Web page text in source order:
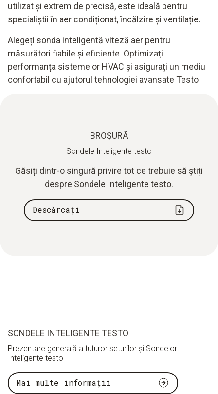
utilizat și extrem de precisă, este ideală pentru
specialiștii în aer condiționat, încălzire și ventilație.
Alegeți sonda inteligentă viteză aer pentru
măsurători fiabile și eficiente. Optimizați
performanța sistemelor HVAC și asigurați un mediu
confortabil cu ajutorul tehnologiei avansate Testo!
BROȘURĂ
Sondele Inteligente testo
Găsiți dintr-o singură privire tot ce trebuie să știți
despre Sondele Inteligente testo.
Descărcați
SONDELE INTELIGENTE TESTO
Prezentare generală a tuturor seturilor și Sondelor
Inteligente testo
Mai multe informații